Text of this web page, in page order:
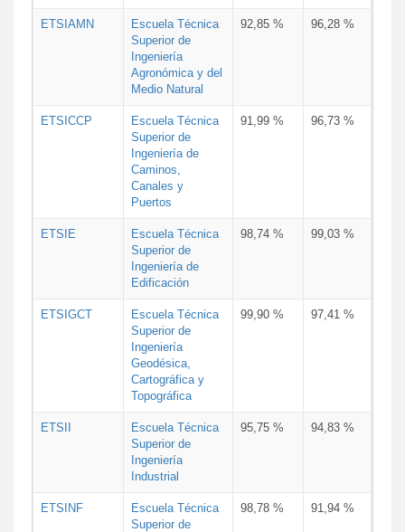
ETSIAMN
Escuela Técnica
Superior de
Ingeniería
Agronómica y del
Medio Natural
92,85 % 96,28 %
ETSICCP
Escuela Técnica
Superior de
Ingeniería de
Caminos,
Canales y
Puertos
91,99 % 96,73 %
ETSIE
Escuela Técnica
Superior de
Ingeniería de
Edificación
98,74 % 99,03 %
ETSIGCT
Escuela Técnica
Superior de
Ingeniería
Geodésica,
Cartográfica y
Topográfica
99,90 % 97,41 %
ETSII
Escuela Técnica
Superior de
Ingeniería
Industrial
95,75 % 94,83 %
ETSINF
Escuela Técnica
Superior de
98,78 % 91,94 %